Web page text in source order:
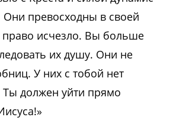
Они превосходны в своей
исчезло. Вы больше
их душу. Они не
У них с тобой нет
должен уйти прямо